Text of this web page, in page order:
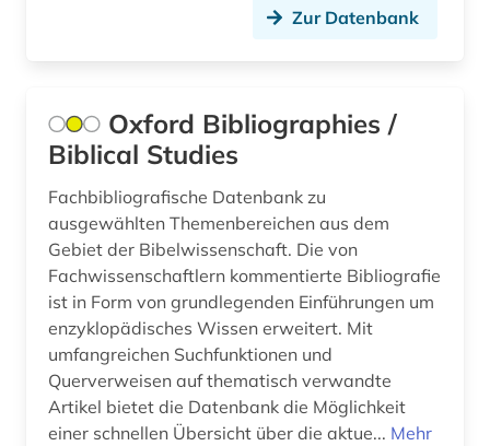
ethnologie (1)
etymologie (1)
europa (1)
europarat (1)
europäisches parlament (1)
fachdidaktik (1)
familienrecht (1)
Zur Datenbank
Oxford Bibliographies /
Biblical Studies
Fachbibliografische Datenbank zu
ausgewählten Themenbereichen aus dem
Gebiet der Bibelwissenschaft. Die von
Fachwissenschaftlern kommentierte Bibliografie
ist in Form von grundlegenden Einführungen um
enzyklopädisches Wissen erweitert. Mit
umfangreichen Suchfunktionen und
Querverweisen auf thematisch verwandte
Artikel bietet die Datenbank die Möglichkeit
einer schnellen Übersicht über die aktue... Mehr